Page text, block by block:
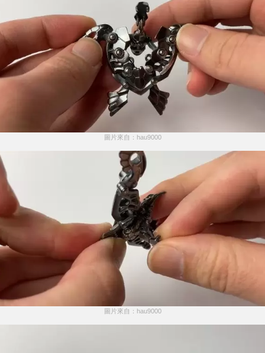
圖片來自：hau9000
圖片來自：hau9000